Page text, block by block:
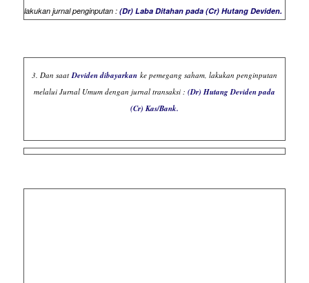
lakukan jurnal penginputan : (Dr) Laba Ditahan pada (Cr) Hutang Deviden.
3. Dan saatDeviden dibayarkan ke pemegang saham, lakukan penginputan
melalui Jurnal Umum dengan jurnal transaksi : (Dr) Hutang Deviden pada
(Cr) Kas/Bank.